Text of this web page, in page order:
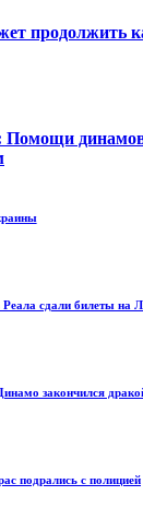
продолжить
Помощи
сдали билеты на
закончился
подрались с полицией